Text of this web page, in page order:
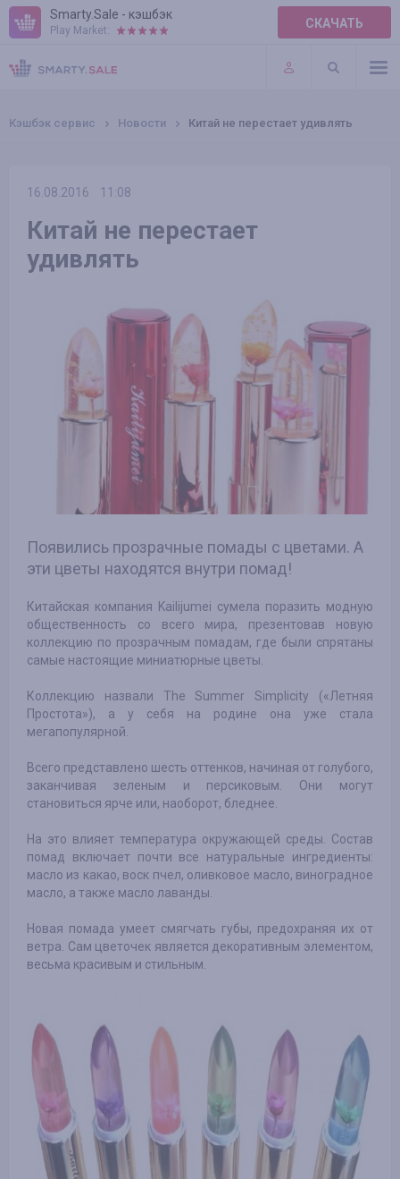
Smarty.Sale - кэшбэк
Play Market: СКАЧАТЬ
ПРАВИЛА
ПЛАГИНЫ
Кэшбэк сервис Новости Китай не перестает удивлять
16.08.2016 11:08
Китай не перестает
удивлять
Появились прозрачные помады с цветами. А
эти цветы находятся внутри помад!
Китайская компания Kailijumei сумела поразить модную
общественность со всего мира, презентовав новую
коллекцию по прозрачным помадам, где были спрятаны
самые настоящие миниатюрные цветы.
Коллекцию назвали The Summer Simplicity («Летняя
Простота»), а у себя на родине она уже стала
мегапопулярной.
Всего представлено шесть оттенков, начиная от голубого,
заканчивая зеленым и персиковым. Они могут
становиться ярче или, наоборот, бледнее.
На это влияет температура окружающей среды. Состав
помад включает почти все натуральные ингредиенты:
масло из какао, воск пчел, оливковое масло, виноградное
масло, а также масло лаванды.
Новая помада умеет смягчать губы, предохраняя их от
ветра. Сам цветочек является декоративным элементом,
весьма красивым и стильным.